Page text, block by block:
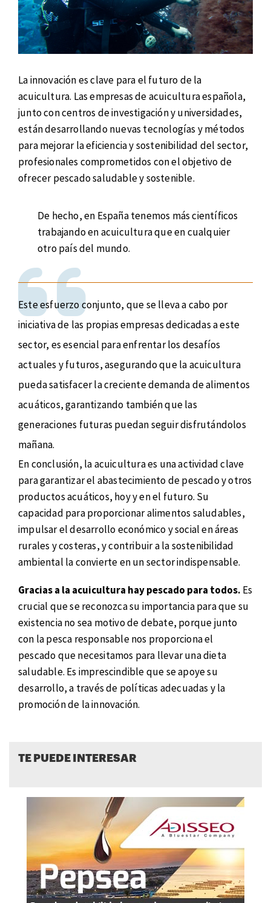
La innovación es clave para el futuro de la
acuicultura. Las empresas de acuicultura española,
junto con centros de investigación y universidades,
están desarrollando nuevas tecnologías y métodos
para mejorar la eficiencia y sostenibilidad del sector,
profesionales comprometidos con el objetivo de
ofrecer pescado saludable y sostenible.
De hecho, en España tenemos más científicos
trabajando en acuicultura que en cualquier
otro país del mundo.
Este esfuerzo conjunto, que se lleva a cabo por
iniciativa de las propias empresas dedicadas a este
sector, es esencial para enfrentar los desafíos
actuales y futuros, asegurando que la acuicultura
pueda satisfacer la creciente demanda de alimentos
acuáticos, garantizando también que las
generaciones futuras puedan seguir disfrutándolos
mañana.
En conclusión, la acuicultura es una actividad clave
para garantizar el abastecimiento de pescado y otros
productos acuáticos, hoy y en el futuro. Su
capacidad para proporcionar alimentos saludables,
impulsar el desarrollo económico y social en áreas
rurales y costeras, y contribuir a la sostenibilidad
ambiental la convierte en un sector indispensable.
Gracias a la acuicultura hay pescado para todos. Es
crucial que se reconozca su importancia para que su
existencia no sea motivo de debate, porque junto
con la pesca responsable nos proporciona el
pescado que necesitamos para llevar una dieta
saludable. Es imprescindible que se apoye su
desarrollo, a través de políticas adecuadas y la
promoción de la innovación.
TE PUEDE INTERESAR